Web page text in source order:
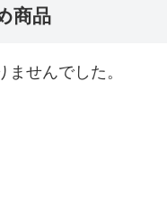
商品
ませんでした。